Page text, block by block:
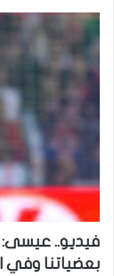
فيديو.. عيسى:
بعضياتنا وفي